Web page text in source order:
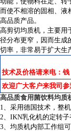
而使不相溶的固相、液
高品质产品。
高剪切均质机，主要用
径分布更窄，因而生成
切率，非常易于扩大生
技术及价格请来电：
欢迎广大客户来我司参
高品质食用菌饮料均质
1、采用德国技术，整
2、IKN乳化机的定转
3、均质机内部工作组